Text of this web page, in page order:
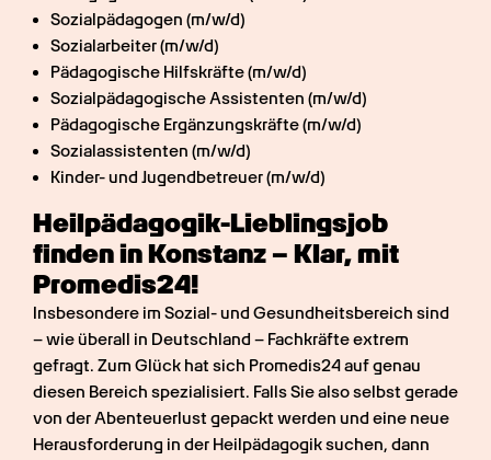
Sozialpädagogen (m/w/d)
Sozialarbeiter (m/w/d)
Pädagogische Hilfskräfte (m/w/d)
Sozialpädagogische Assistenten (m/w/d)
Pädagogische Ergänzungskräfte (m/w/d)
Sozialassistenten (m/w/d)
Kinder- und Jugendbetreuer (m/w/d)
Heilpädagogik-Lieblingsjob
finden in Konstanz – Klar, mit
Promedis24!
Insbesondere im Sozial- und Gesundheitsbereich sind
– wie überall in Deutschland – Fachkräfte extrem
gefragt. Zum Glück hat sich Promedis24 auf genau
diesen Bereich spezialisiert. Falls Sie also selbst gerade
von der Abenteuerlust gepackt werden und eine neue
Herausforderung in der Heilpädagogik suchen, dann